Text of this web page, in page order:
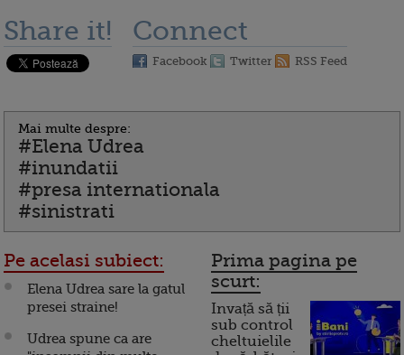
Share it! Connect
Facebook Twitter RSS Feed
Mai multe despre:
#Elena Udrea
#inundatii
#presa internationala
#sinistrati
Pe acelasi subiect:
Elena Udrea sare la gatul
presei straine!
Udrea spune ca are
Prima pagina pe
scurt:
Invață să ții
sub control
cheltuielile